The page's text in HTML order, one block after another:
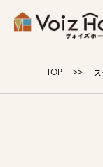
コーポレート
TOP